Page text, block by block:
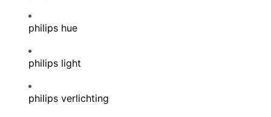
philips hue
philips light
philips verlichting